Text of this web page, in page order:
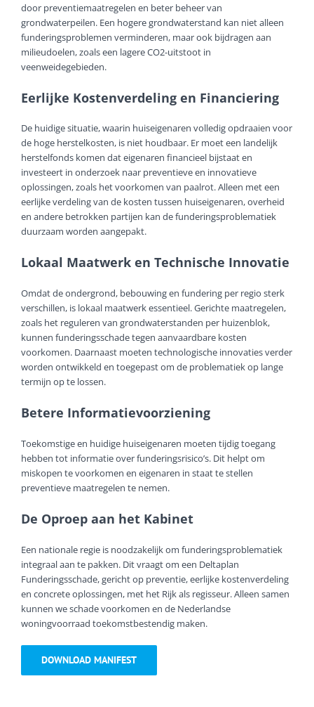
door preventiemaatregelen en beter beheer van
grondwaterpeilen. Een hogere grondwaterstand kan niet alleen
funderingsproblemen verminderen, maar ook bijdragen aan
milieudoelen, zoals een lagere CO2-uitstoot in
veenweidegebieden.
Eerlijke Kostenverdeling en Financiering
De huidige situatie, waarin huiseigenaren volledig opdraaien voor
de hoge herstelkosten, is niet houdbaar. Er moet een landelijk
herstelfonds komen dat eigenaren financieel bijstaat en
investeert in onderzoek naar preventieve en innovatieve
oplossingen, zoals het voorkomen van paalrot. Alleen met een
eerlijke verdeling van de kosten tussen huiseigenaren, overheid
en andere betrokken partijen kan de funderingsproblematiek
duurzaam worden aangepakt.
Lokaal Maatwerk en Technische Innovatie
Omdat de ondergrond, bebouwing en fundering per regio sterk
verschillen, is lokaal maatwerk essentieel. Gerichte maatregelen,
zoals het reguleren van grondwaterstanden per huizenblok,
kunnen funderingsschade tegen aanvaardbare kosten
voorkomen. Daarnaast moeten technologische innovaties verder
worden ontwikkeld en toegepast om de problematiek op lange
termijn op te lossen.
Betere Informatievoorziening
Toekomstige en huidige huiseigenaren moeten tijdig toegang
hebben tot informatie over funderingsrisico’s. Dit helpt om
miskopen te voorkomen en eigenaren in staat te stellen
preventieve maatregelen te nemen.
De Oproep aan het Kabinet
Een nationale regie is noodzakelijk om funderingsproblematiek
integraal aan te pakken. Dit vraagt om een Deltaplan
Funderingsschade, gericht op preventie, eerlijke kostenverdeling
en concrete oplossingen, met het Rijk als regisseur. Alleen samen
kunnen we schade voorkomen en de Nederlandse
woningvoorraad toekomstbestendig maken.
DOWNLOAD MANIFEST